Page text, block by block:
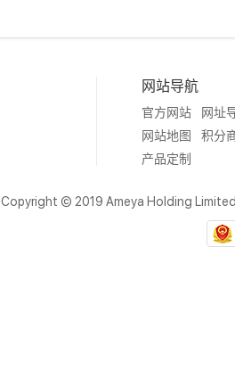
网站导航
官方网站
网址
网站地图
积分
产品定制
Copyright © 2019 Ameya Holding